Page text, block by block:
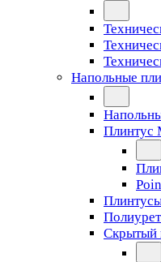
Напольные
Скрытый